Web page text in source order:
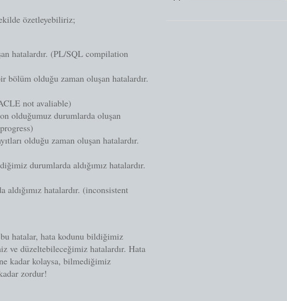
özetleyebiliriz;
hatalardır. (PL/SQL compilation
bölüm olduğu zaman oluşan hatalardır.
not avaliable)
olduğumuz durumlarda oluşan
olduğu zaman oluşan hatalardır.
durumlarda aldığımız hatalardır.
hatalardır. (inconsistent
bu hatalar, hata kodunu bildiğimiz
ve düzeltebileceğimiz hatalardır. Hata
kadar kolaysa, bilmediğimiz
zordur!